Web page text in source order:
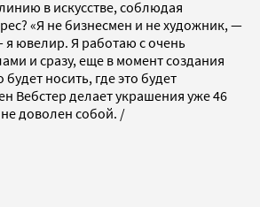
в искусстве, соблюдая
«Я не бизнесмен и не художник, —
я ювелир. Я работаю с очень
и сразу, еще в момент создания
носить, где это будет
Вебстер делает украшения уже 46
доволен собой. /